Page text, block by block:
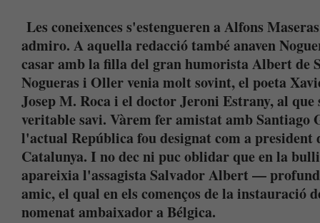
Les coneixences s'estengueren a Alfons
admiro. A aquella redacció també anaven
casar amb la filla del gran humorista Albert de
Nogueras i Oller venia molt sovint, el poeta
Josep M. Roca i el doctor Jeroni Estrany, al
veritable savi. Vàrem fer amistat amb Santiago
l'actual República fou designat com a president
Catalunya. I no dec ni puc oblidar que en la
apareixia l'assagista Salvador Albert —
amic, el qual en els començos de la instauració
nomenat ambaixador a Bélgica.